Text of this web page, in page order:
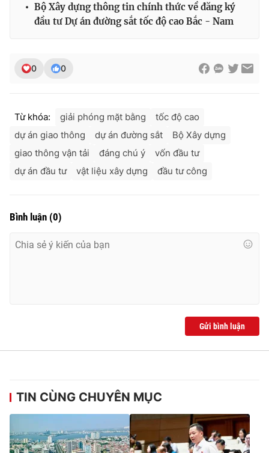
Bộ Xây dựng thông tin chính thức về đăng ký
đầu tư Dự án đường sắt tốc độ cao Bắc - Nam
0 0
Từ khóa: giải phóng mặt bằng
tốc độ cao
dự án giao thông
dự án đường sắt
Bộ Xây dựng
giao thông vận tải
đáng chú ý
vốn đầu tư
dự án đầu tư
vật liệu xây dựng đầu tư công
Bình luận (0)
Gửi bình luận
TIN CÙNG CHUYÊN MỤC